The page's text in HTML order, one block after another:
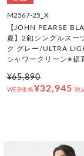
M2567-25_X
【JOHN PEARSE
夏】2釦シングルスー
ク グレー/ULTRA
シャワークリーン※裾
¥65,890
WEB価格¥32,945 税